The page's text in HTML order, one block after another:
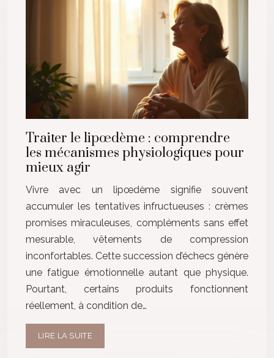
Traiter le lipœdème : comprendre
les mécanismes physiologiques pour
mieux agir
Vivre avec un lipœdème signifie souvent
accumuler les tentatives infructueuses : crèmes
promises miraculeuses, compléments sans effet
mesurable, vêtements de compression
inconfortables. Cette succession d’échecs génère
une fatigue émotionnelle autant que physique.
Pourtant, certains produits fonctionnent
réellement, à condition de…
LIRE LA SUITE